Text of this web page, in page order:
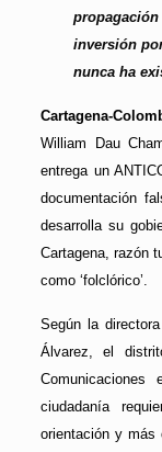
inversión
nunca ha
Cartagena-
William Dau
entrega un
documentación
desarrolla su
Cartagena, razón
como ‘folclórico’.
Según la
Álvarez, el
ciudadanía
orientación y más